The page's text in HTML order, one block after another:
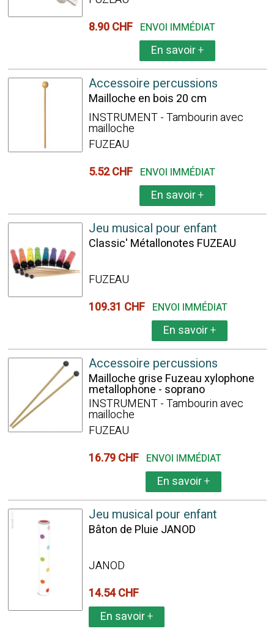
8.90 CHF ENVOI IMMÉDIAT
En savoir+
Accessoire percussions
Mailloche en bois 20 cm
INSTRUMENT - Tambourin avec
mailloche
FUZEAU
5.52 CHF ENVOI IMMÉDIAT
En savoir+
Jeu musical pour enfant
Classic' Métallonotes FUZEAU
FUZEAU
109.31 CHF ENVOI IMMÉDIAT
En savoir+
Accessoire percussions
Mailloche grise Fuzeau xylophone
metallophone - soprano
INSTRUMENT - Tambourin avec
mailloche
FUZEAU
16.79 CHF ENVOI IMMÉDIAT
En savoir+
Jeu musical pour enfant
Bâton de Pluie JANOD
JANOD
14.54 CHF
En savoir+